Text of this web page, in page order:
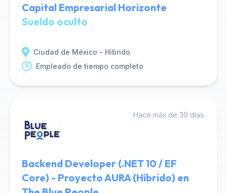
Capital Empresarial Horizonte
Sueldo oculto
Ciudad de México - Híbrido
Empleado de tiempo completo
Hace más de 30 días.
Backend Developer (.NET 10 / EF
Core) - Proyecto AURA (Híbrido) en